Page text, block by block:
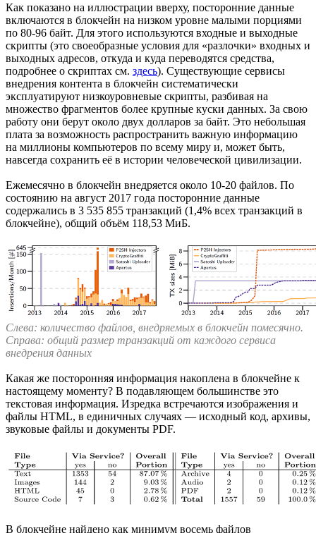
Как показано на иллюстрации вверху, посторонние данные
включаются в блокчейн на низком уровне малыми порциями
по 80-96 байт. Для этого используются входные и выходные
скрипты (это своеобразные условия для «разлочки» входных и
выходных адресов, откуда и куда переводятся средства,
подробнее о скриптах см. здесь). Существующие сервисы
внедрения контента в блокчейн систематически
эксплуатируют низкоуровневые скрипты, разбивая на
множество фрагментов более крупные куски данных. За свою
работу они берут около двух долларов за байт. Это небольшая
плата за возможность распространить важную информацию
на миллионы компьютеров по всему миру и, может быть,
навсегда сохранить её в истории человеческой цивилизации.
Ежемесячно в блокчейн внедряется около 10-20 файлов. По
состоянию на август 2017 года посторонние данные
содержались в 3 535 855 транзакций (1,4% всех транзакций в
блокчейне), общий объём 118,53 МиБ.
Слева: количество файлов, внедряемых в блокчейн помесячно.
Справа: общий размер транзакций от каждого сервиса
внедрения данных
Какая же посторонняя информация накоплена в блокчейне к
настоящему моменту? В подавляющем большинстве это
текстовая информация. Изредка встречаются изображения и
файлы HTML, в единичных случаях — исходный код, архивы,
звуковые файлы и документы PDF.
В блокчейне найдено как минимум восемь файлов